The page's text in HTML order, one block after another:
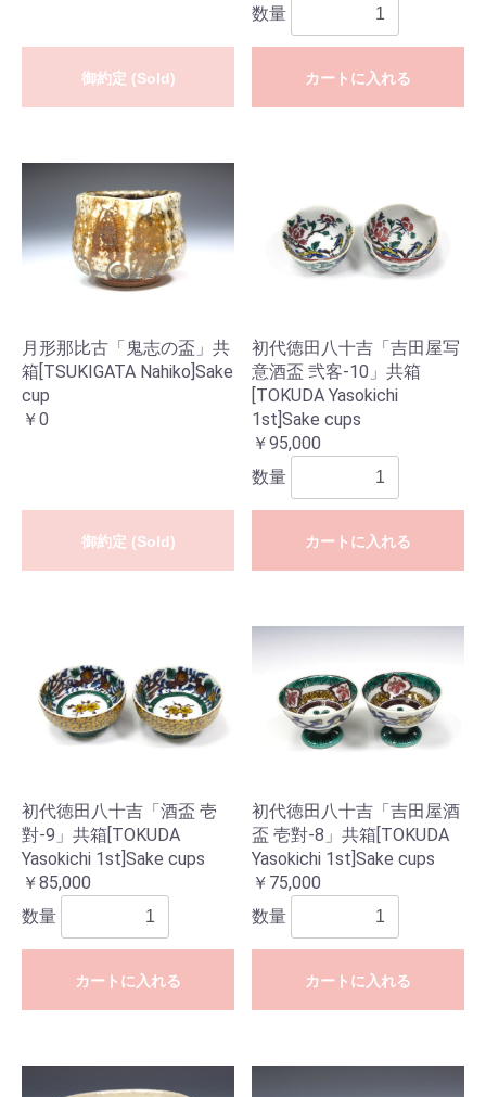
御約定 (Sold)
数量
カートに入れる
月形那比古「鬼志の盃」共
箱[TSUKIGATA Nahiko]Sake
cup
￥0
御約定 (Sold)
初代徳田八十吉「吉田屋写
意酒盃 弐客-10」共箱
[TOKUDA Yasokichi
1st]Sake cups
￥95,000
数量
カートに入れる
初代徳田八十吉「酒盃 壱
對-9」共箱[TOKUDA
Yasokichi 1st]Sake cups
￥85,000
数量
カートに入れる
初代徳田八十吉「吉田屋酒
盃 壱對-8」共箱[TOKUDA
Yasokichi 1st]Sake cups
￥75,000
数量
カートに入れる